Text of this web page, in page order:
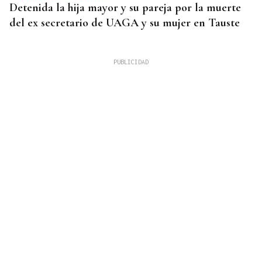
Detenida la hija mayor y su pareja por la muerte
del ex secretario de UAGA y su mujer en Tauste